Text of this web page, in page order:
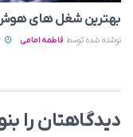
بهترین شغل های هوش
نوشته شده توسط فاطمه امامی
دیدگاهتان را